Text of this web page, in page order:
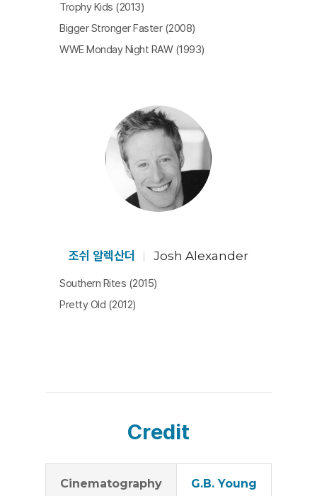
Trophy Kids (2013)
Bigger Stronger Faster (2008)
WWE Monday Night RAW (1993)
조쉬 알렉산더 Josh Alexander
Southern Rites (2015)
Pretty Old (2012)
Credit
Cinematography G.B. Young